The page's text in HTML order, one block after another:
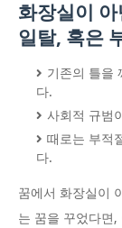
화장실이
일탈, 혹은
기존의 틀을
다.
사회적 규범
때로는 부적
다.
꿈에서 화장실이
는 꿈을 꾸었다면